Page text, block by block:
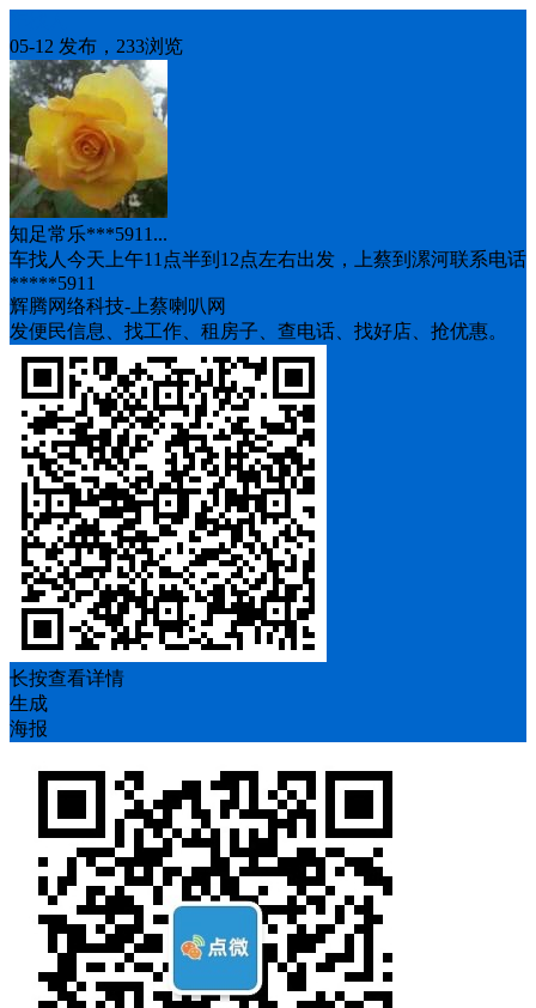
05-12 发布，233浏览
知足常乐***5911...
车找人今天上午11点半到12点左右出发，上蔡到漯河联系电话
*****5911
辉腾网络科技-上蔡喇叭网
发便民信息、找工作、租房子、查电话、找好店、抢优惠。
长按查看详情
生成
海报